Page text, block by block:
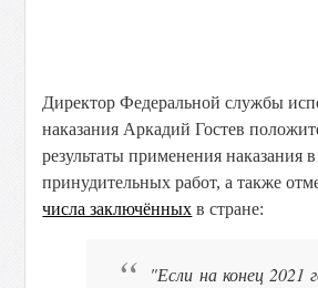
Директор Федеральной службы
наказания Аркадий Гостев
результаты применения наказания
принудительных работ, а также
числа заключённых в стране:
"Если на конец 2021